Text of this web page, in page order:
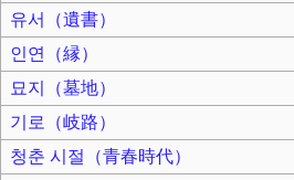
유서（遺書）
인연（縁）
묘지（墓地）
기로（岐路）
청춘 시절（青春時代）